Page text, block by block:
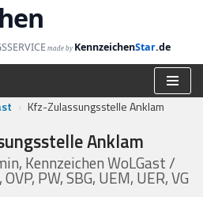
made by KennzeichenStar.de
› Kfz-Zulassungsstelle Anklam
Anklam
Kennzeichen WoLGast /
PW, SBG, UEM, UER, VG